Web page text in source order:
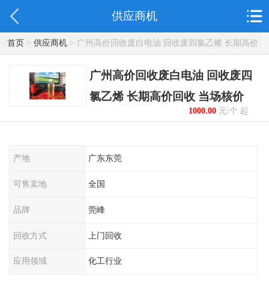
供应商机
首页> 供应商机> 广州高价回收废白电油 回收废四氯乙烯 长期高价
回收 当场核价
广州高价回收废白电油 回收废四
氯乙烯 长期高价回收 当场核价
1000.00元/个 起
产地 广东东莞
可售卖地 全国
品牌 莞峰
回收方式 上门回收
应用领域 化工行业